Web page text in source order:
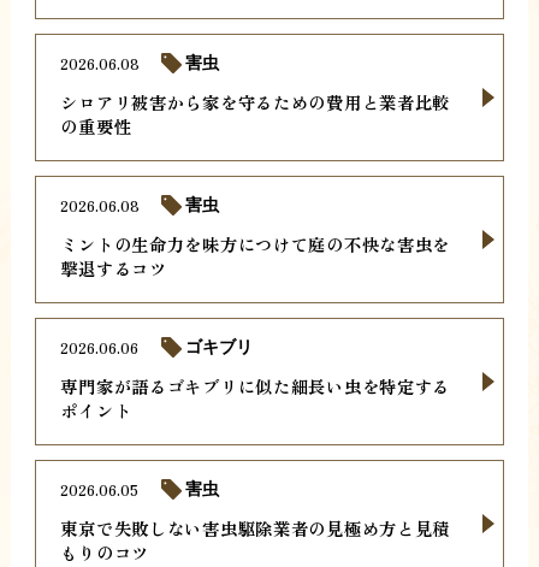
シロアリ被害から家を守るための費用と業者比較
の重要性
2026.06.08 害虫
ミントの生命力を味方につけて庭の不快な害虫を
撃退するコツ
2026.06.08 害虫
専門家が語るゴキブリに似た細長い虫を特定する
ポイント
2026.06.06 ゴキブリ
東京で失敗しない害虫駆除業者の見極め方と見積
もりのコツ
2026.06.05 害虫